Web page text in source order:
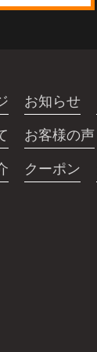
お知らせ
お客様の声
クーポン